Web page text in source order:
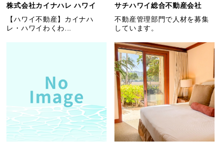
株式会社カイナハレ ハワイ
【ハワイ不動産】カイナハ
レ・ハワイわくわ...
サチハワイ総合不動産会社
不動産管理部門で人材を募集
しています。